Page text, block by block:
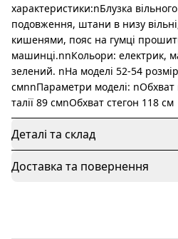
характеристики:nБлузка
подовження, штани в низу
кишенями, пояс на гумці
машинці.nnКольори: електрик,
зелений. nНа моделі 52-54
смnnПараметри моделі: nОбхват
талії 89 смnОбхват стегон 118 см
Деталі та склад
Доставка та повернення